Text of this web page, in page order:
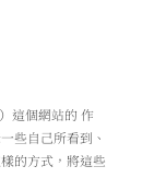
這個網站的 作
些自己所看到、
的方式，將這些